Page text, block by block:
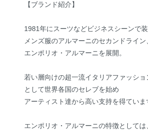
【ブランド紹介】
1981年にスーツなどビジネスシーンで
メンズ服のアルマーニのセカンドライン
エンポリオ・アルマーニを展開。
若い層向けの超一流イタリアファッショ
として世界各国のセレブを始め
アーティスト達から高い支持を得ていま
エンポリオ・アルマーニの特徴としては